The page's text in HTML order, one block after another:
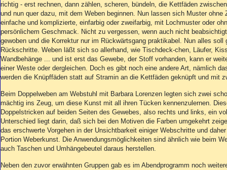
richtig - erst rechnen, dann zählen, scheren, bündeln, die Kettfäden
und nun quer dazu, mit dem Weben beginnen. Nun lassen sich Muster ohne
einfache und komplizierte, einfarbig oder zweifarbig, mit Lochmuster oder
persönlichem Geschmack. Nicht zu vergessen, wenn auch nicht
gewoben und die Korrektur nur im Rückwärtsgang praktikabel. Nun alles soll
Rückschritte. Weben läßt sich so allerhand, wie Tischdeck-chen, Läufer,
Wandbehänge ... und ist erst das Gewebe, der Stoff vorhanden, kann er
einer Weste oder dergleichen. Doch es gibt noch eine andere Art, nämlich
werden die Knüpffäden statt auf Stramin an die Kettfäden geknüpft und mit
Beim Doppelweben am Webstuhl mit Barbara Lorenzen legten sich zwei
mächtig ins Zeug, um diese Kunst mit all ihren Tücken kennenzulernen.
Doppelstricken auf beiden Seiten des Gewebes, also rechts und links, ein
Unterschied liegt darin, daß sich bei den Motiven die Farben umgekehrt
das erschwerte Vorgehen in der Unsichtbarkeit einiger Webschritte und
Portion Weberkunst. Die Anwendungsmöglichkeiten sind ähnlich wie beim
auch Taschen und Umhängebeutel daraus herstellen.
Neben den zuvor erwähnten Gruppen gab es im Abendprogramm noch